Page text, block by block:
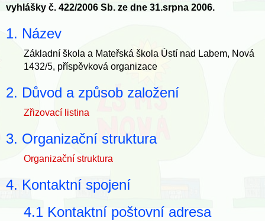
vyhlášky č. 422/2006 Sb. ze dne 31.srpna 2006.
1. Název
Základní škola a Mateřská škola Ústí nad Labem, Nová
1432/5, příspěvková organizace
2. Důvod a způsob založení
Zřizovací listina
3. Organizační struktura
Organizační struktura
4. Kontaktní spojení
4.1 Kontaktní poštovní adresa